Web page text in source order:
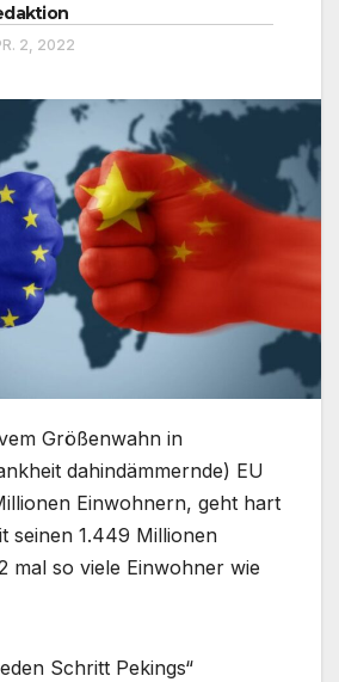
2, 2022
Größenwahn in
dahindämmernde) EU
Einwohnern, geht hart
seinen 1.449 Millionen
mal so viele Einwohner wie
Schritt Pekings“